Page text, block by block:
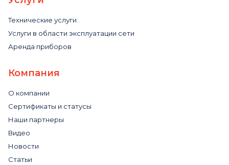
Технические услуги
Услуги в области эксплуатации сети
Аренда приборов
Компания
О компании
Сертификаты и статусы
Наши партнеры
Видео
Новости
Статьи